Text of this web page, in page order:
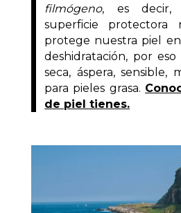
filmógeno, es decir,
superficie protectora
protege nuestra piel
deshidratación, por eso
seca, áspera, sensible,
para pieles grasa.
de piel tienes.